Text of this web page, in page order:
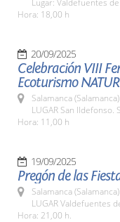
Lugar: Valdefuentes
Hora: 18,00 h
20/09/2025
Celebración VIII
Ecoturismo
Salamanca (Salamanca)
LUGAR San Ildefonso.
Hora: 11,00 h
19/09/2025
Pregón de las
Salamanca (Salamanca)
LUGAR Valdefuentes
Hora: 21,00 h.